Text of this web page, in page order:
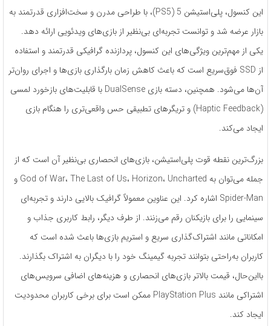
این کنسول، پلی‌استیشن 5 (PS5)، با طراحی مدرن و سخت‌افزاری قدرتمند به
بازار عرضه شد و توانست تجربه‌ای بی‌نظیر از بازی‌های ویدئویی ارائه دهد.
یکی از مهم‌ترین ویژگی‌های این کنسول، پردازنده گرافیکی قدرتمند و استفاده
از SSD فوق‌سریع است که باعث کاهش زمان بارگذاری بازی‌ها و اجرای روان‌تر
آن‌ها می‌شود. همچنین، دسته بازی DualSense با قابلیت‌های بازخورد لمسی
(Haptic Feedback) و تریگرهای تطبیقی حس واقعی‌تری را هنگام بازی
ایجاد می‌کند.
بزرگ‌ترین نقطه قوت پلی‌استیشن، بازی‌های انحصاری بی‌نظیر آن است که از
جمله می‌توان به God of War، The Last of Us، Horizon، Uncharted و
Spider-Man اشاره کرد. این عناوین معمولاً گرافیک بالایی دارند و تجربه‌ای
سینمایی را برای بازیکنان رقم می‌زنند. از طرف دیگر، رابط کاربری جذاب و
امکاناتی مانند اشتراک‌گذاری سریع و استریم بازی‌ها باعث شده است که
کاربران به‌راحتی بتوانند تجربه گیمینگ خود را با دیگران به اشتراک بگذارند.
بااین‌حال، قیمت بالاتر بازی‌های انحصاری و هزینه‌های اضافی سرویس‌های
اشتراکی مانند PlayStation Plus ممکن است برای برخی کاربران محدودیت
ایجاد کند.